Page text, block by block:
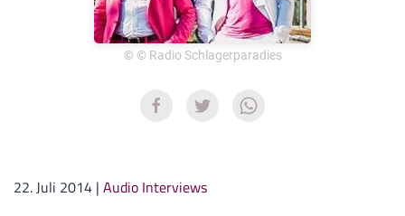
© © Radio Schlagerparadies
22. Juli 2014 | Audio Interviews